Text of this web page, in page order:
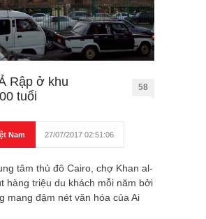
Rập ở khu
tuổi
58
Nam 27/07/2017 02:51:06
tâm thủ đô Cairo, chợ Khan al-
hàng triệu du khách mỗi năm bởi
mang đậm nét văn hóa của Ai